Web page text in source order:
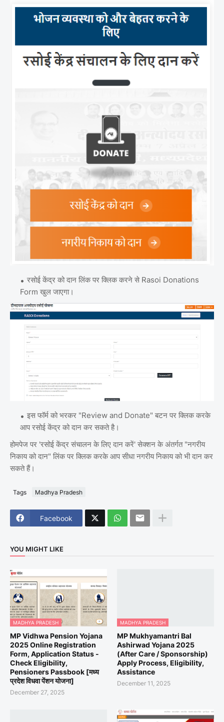
रसोई केंद्र को दान लिंक पर क्लिक करने से Rasoi Donations
Form खुल जाएगा।
इस फॉर्म को भरकर "Review and Donate" बटन पर क्लिक करके
आप रसोई केंद्र को दान कर सकते है।
होमपेज पर 'रसोई केंद्र संचालन के लिए दान करें' सेक्शन के अंतर्गत "नगरीय
निकाय को दान" लिंक पर क्लिक करके आप सीधा नगरीय निकाय को भी दान कर
सकते हैं।
Tags Madhya Pradesh
Facebook
YOU MIGHT LIKE
MADHYA PRADESH
MP Vidhwa Pension Yojana
2025 Online Registration
Form, Application Status -
Check Eligibility,
Pensioners Passbook [मध्य
प्रदेश विधवा पेंशन योजना]
December 27, 2025
MADHYA PRADESH
MP Mukhyamantri Bal
Ashirwad Yojana 2025
(After Care / Sponsorship)
Apply Process, Eligibility,
Assistance
December 11, 2025